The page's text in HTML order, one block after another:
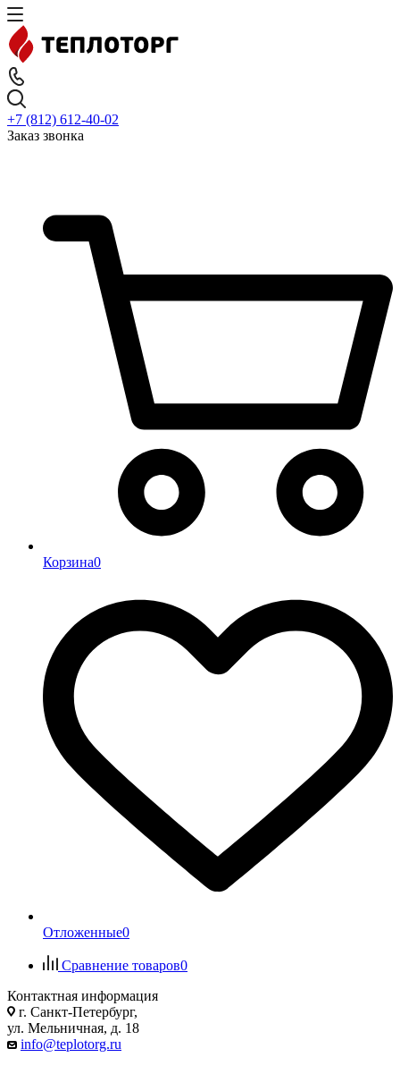
+7 (812) 612-40-02
Заказ звонка
Корзина0
Отложенные0
Сравнение товаров0
Контактная информация
г. Санкт-Петербург,
ул. Мельничная, д. 18
info@teplotorg.ru